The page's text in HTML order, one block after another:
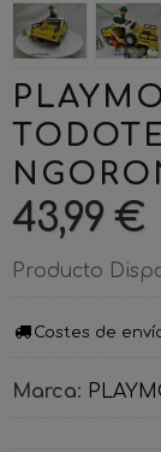
43,99 €
Producto
Costes de
Marca: